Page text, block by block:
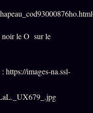
noir le O sur le
https://images-na.ssl-